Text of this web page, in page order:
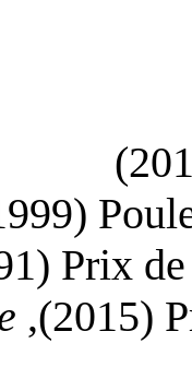
(1999),
Prix
(1991)
(2015),